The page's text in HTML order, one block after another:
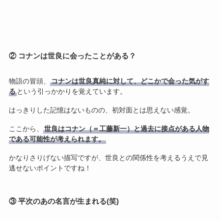
② コナンは世良に会ったことがある？
物語の冒頭、
コナンは世良真純に対して、どこかで会った気がす
るという引っかかりを覚えています。
はっきりした記憶はないものの、初対面とは思えない感覚。
ここから、
世良はコナン（＝工藤新一）と過去に接点がある人物
である可能性が考えられます。
かなりさりげない描写ですが、世良との関係性を考えるうえで見
逃せないポイントですね！
③ 平次のあの名言が生まれる(笑)